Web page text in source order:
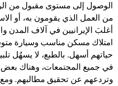
الوصول إلى مستوى مقبول من
من العمل الذي يقومون به، أو
أغلبَ الإيرانيين في آلاف المدن
امتلاك مسكن مناسب وسيارة
حياتهم أسهل. بالطبع، لا يسهُل
في جميع المجتمعات، وهناك بعض
وتردعهم عن تحقيق مطالبهم.